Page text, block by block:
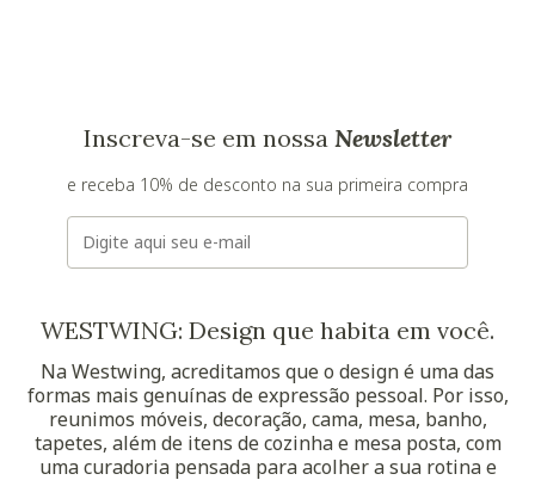
Inscreva-se em nossa Newsletter
e receba 10% de desconto na sua primeira compra
E-mail
WESTWING: Design que habita em você.
Na Westwing, acreditamos que o design é uma das
formas mais genuínas de expressão pessoal. Por isso,
reunimos móveis, decoração, cama, mesa, banho,
tapetes, além de itens de cozinha e mesa posta, com
uma curadoria pensada para acolher a sua rotina e